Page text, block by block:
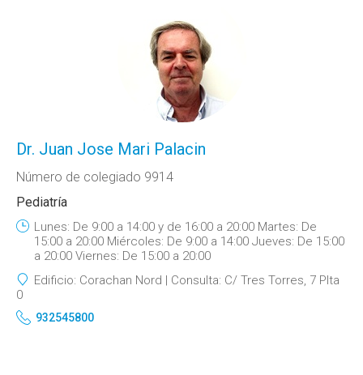
Dr. Juan Jose Mari Palacin
Número de colegiado 9914
Pediatría
Lunes: De 9:00 a 14:00 y de 16:00 a 20:00 Martes: De
15:00 a 20:00 Miércoles: De 9:00 a 14:00 Jueves: De 15:00
a 20:00 Viernes: De 15:00 a 20:00
Edificio: Corachan Nord Consulta: C/ Tres Torres, 7 Plta
0
932545800